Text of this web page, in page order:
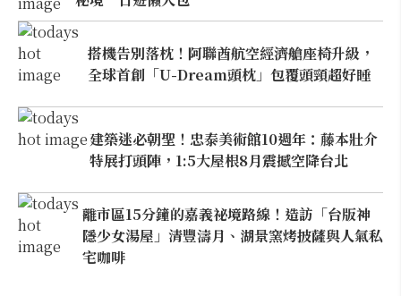
搭機告別落枕！阿聯酋航空經濟艙座椅升級，
全球首創「U-Dream頭枕」包覆頭頸超好睡
建築迷必朝聖！忠泰美術館10週年：藤本壯介
特展打頭陣，1:5大屋根8月震撼空降台北
離市區15分鐘的嘉義祕境路線！造訪「台版神
隱少女湯屋」清豐濤月、湖景窯烤披薩與人氣私
宅咖啡